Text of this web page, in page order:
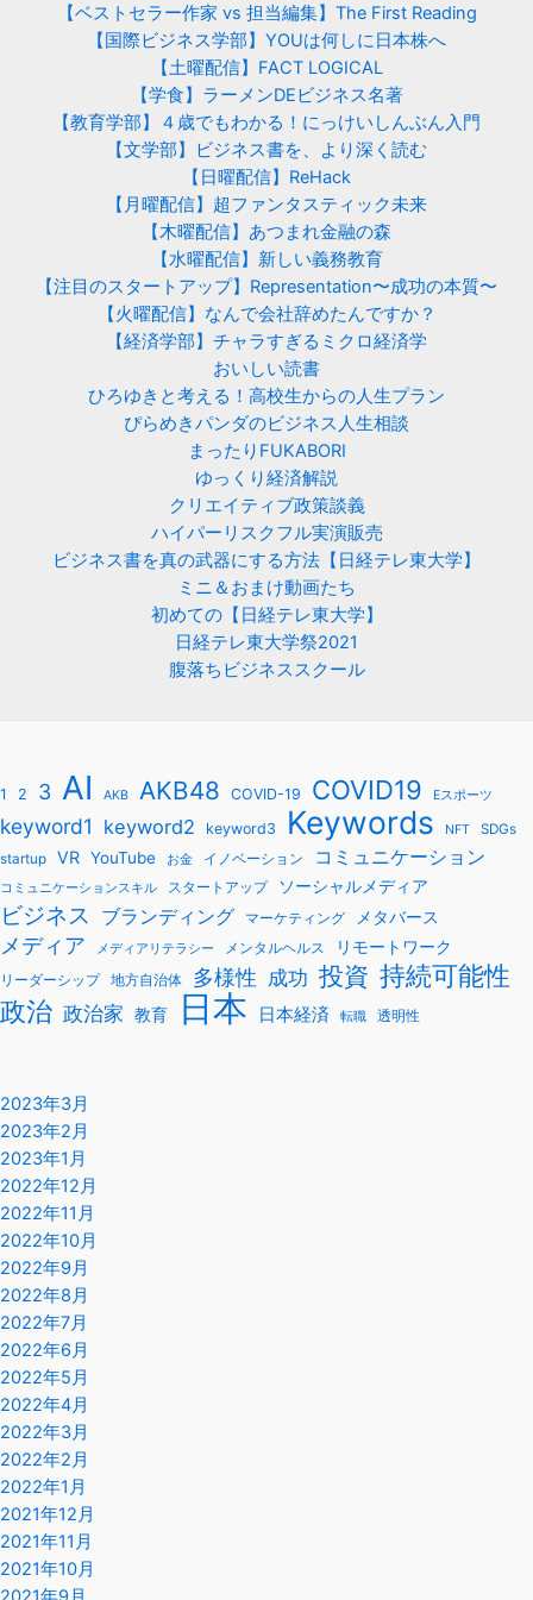
【ベストセラー作家 vs 担当編集】The First Reading
【国際ビジネス学部】YOUは何しに日本株へ
【土曜配信】FACT LOGICAL
【学食】ラーメンDEビジネス名著
【教育学部】４歳でもわかる！にっけいしんぶん入門
【文学部】ビジネス書を、より深く読む
【日曜配信】ReHack
【月曜配信】超ファンタスティック未来
【木曜配信】あつまれ金融の森
【水曜配信】新しい義務教育
【注目のスタートアップ】Representation〜成功の本質〜
【火曜配信】なんで会社辞めたんですか？
【経済学部】チャラすぎるミクロ経済学
おいしい読書
ひろゆきと考える！高校生からの人生プラン
ぴらめきパンダのビジネス人生相談
まったりFUKABORI
ゆっくり経済解説
クリエイティブ政策談義
ハイパーリスクフル実演販売
ビジネス書を真の武器にする方法【日経テレ東大学】
ミニ＆おまけ動画たち
初めての【日経テレ東大学】
日経テレ東大学祭2021
腹落ちビジネススクール
1 2 3 AI AKB AKB48 COVID-19 COVID19 Eスポーツ
keyword1 keyword2 keyword3 Keywords NFT
SDGs
startup
VR YouTube お金 イノベーション コミュニケーション
コミュニケーションスキル スタートアップ ソーシャルメディア
ビジネス ブランディング マーケティング メタバース
メディア メディアリテラシー メンタルヘルス リモートワーク
リーダーシップ 地方自治体 多様性 成功 投資 持続可能性
政治 政治家 教育 日本 日本経済 転職 透明性
2023年3月
2023年2月
2023年1月
2022年12月
2022年11月
2022年10月
2022年9月
2022年8月
2022年7月
2022年6月
2022年5月
2022年4月
2022年3月
2022年2月
2022年1月
2021年12月
2021年11月
2021年10月